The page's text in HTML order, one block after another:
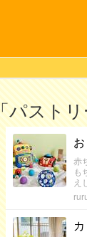
「パスト
赤
も
え